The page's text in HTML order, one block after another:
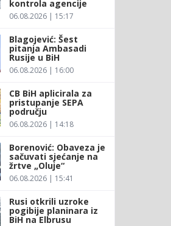
kontrola agencije
06.08.2026 | 15:17
Blagojević: Šest
pitanja Ambasadi
Rusije u BiH
06.08.2026 | 16:00
CB BiH aplicirala za
pristupanje SEPA
području
06.08.2026 | 14:18
Borenović: Obaveza je
sačuvati sjećanje na
žrtve „Oluje“
06.08.2026 | 15:41
Rusi otkrili uzroke
pogibije planinara iz
BiH na Elbrusu